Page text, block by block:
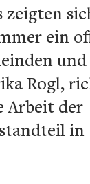
ein
und
Rogl,
Arbeit der
in